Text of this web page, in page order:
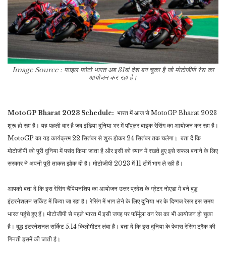
Image Source : फाइल फोटोभारत अब 31वां देश बन चुका है जो मोटोजीपी रेस का
आयोजन कर रहा है।
MotoGP Bharat 2023 Schedule: भारत में आज से MotoGP Bharat 2023
शुरू हो रहा है। यह पहली बार है जब इंडिया दुनिया भर में पॉपुलर बाइक रेसिंग का आयोजन कर रहा है।
MotoGP का यह कार्यक्रम 22 सितंबर से शुरू होकर 24 सितंबर तक चलेगा। बता दें कि
मोटोजीपी को पूरी दुनिया में पसंद किया जाता है और इसी को ध्यान में रखते हुए इसे सफल बनाने के लिए
सरकार ने अपनी पूरी ताकत झोक दी है। मोटोजीपी 2023 में 11 टीमें भाग ले रही हैं।
आपको बता दें कि इस रेसिंग चैंपियनशिप का आयोजन उत्तर प्रदेश के ग्रेटर नोएडा में बने बुद्ध
इंटरनेशलन सर्किट में किया जा रहा है। रेसिंग में भाग लेने के लिए दुनिया भर के दिग्गज रेसर इस समय
भारत पहुंचे हुए हैं। मोटोजीपी से पहले भारत में इसी जगह पर फॉर्मूला वन रेस का भी आयोजन हो चुका
है। बुद्ध इंटरनेशनल सर्किट 5.14 किलोमीटर लंबा है। बता दें कि इस दुनिया के फेमस रेसिंग ट्रैक की
गिनती इसमें की जाती है।